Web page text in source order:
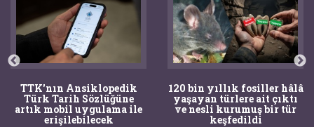
TTK'nın Ansiklopedik
Türk Tarih Sözlüğüne
artık mobil uygulama ile
erişilebilecek
120 bin yıllık fosiller hâlâ
yaşayan türlere ait çıktı
ve nesli kurumuş bir tür
keşfedildi